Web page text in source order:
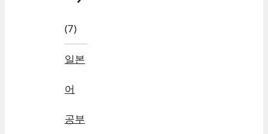
(7)
일본
어
공부